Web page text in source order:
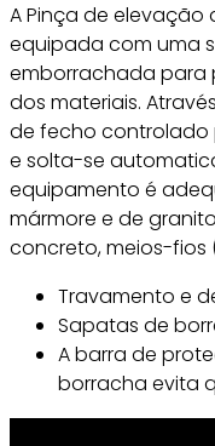
A Pinça de
equipada com uma
emborrachada para
dos materiais.
de fecho controlado
e solta-se
equipamento é
mármore e de
concreto, meios-fios
Travamento e
Sapatas de
A barra de
borracha evita